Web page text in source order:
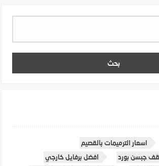
اسعار الترميمات بالقصيم
جبسن بورد
افضل برفايل خارجي